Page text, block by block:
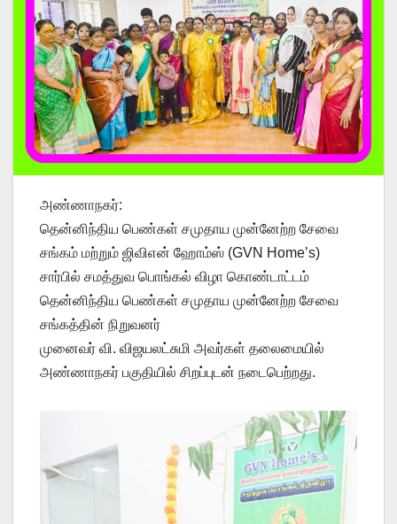
அண்ணாநகர்:
தென்னிந்திய பெண்கள் சமுதாய முன்னேற்ற சேவை
சங்கம் மற்றும் ஜிவிஎன் ஹோம்ஸ் (GVN Home’s)
சார்பில் சமத்துவ பொங்கல் விழா கொண்டாட்டம்
தென்னிந்திய பெண்கள் சமுதாய முன்னேற்ற சேவை
சங்கத்தின் நிறுவனர்
முனைவர் வி. விஜயலட்சுமி அவர்கள் தலைமையில்
அண்ணாநகர் பகுதியில் சிறப்புடன் நடைபெற்றது.